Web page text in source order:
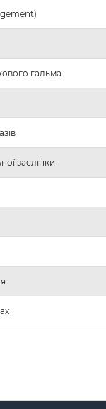
гальма
заслінки